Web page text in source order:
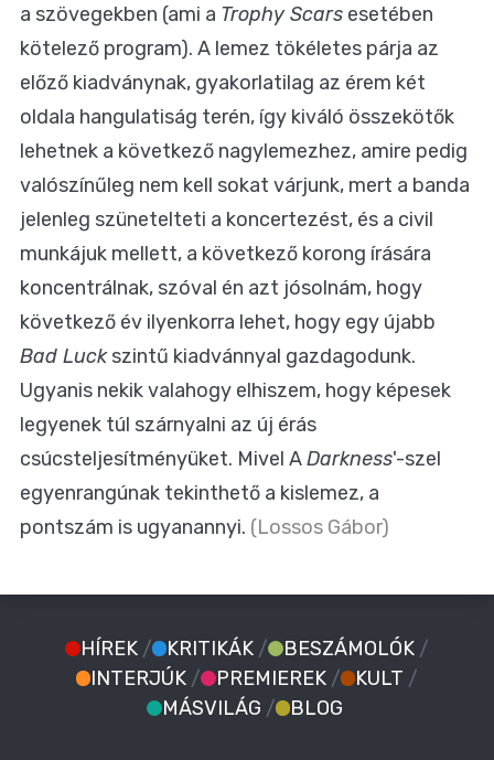
a szövegekben (ami a Trophy Scars esetében
kötelező program). A lemez tökéletes párja az
előző kiadványnak, gyakorlatilag az érem két
oldala hangulatiság terén, így kiváló összekötők
lehetnek a következő nagylemezhez, amire pedig
valószínűleg nem kell sokat várjunk, mert a banda
jelenleg szünetelteti a koncertezést, és a civil
munkájuk mellett, a következő korong írására
koncentrálnak, szóval én azt jósolnám, hogy
következő év ilyenkorra lehet, hogy egy újabb
Bad Luckszintű kiadvánnyal gazdagodunk.
Ugyanis nekik valahogy elhiszem, hogy képesek
legyenek túl szárnyalni az új érás
csúcsteljesítményüket. Mivel ADarkness'-szel
egyenrangúnak tekinthető a kislemez, a
pontszám is ugyanannyi. (Lossos Gábor)
HÍREK / KRITIKÁK / BESZÁMOLÓK /
INTERJÚK / PREMIEREK / KULT /
MÁSVILÁG / BLOG